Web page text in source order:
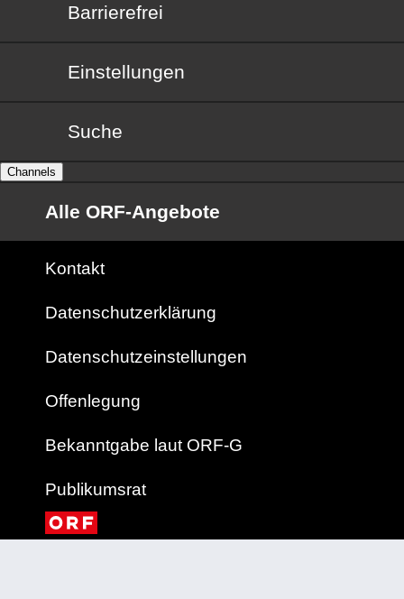
Barrierefrei
Barrierefrei
Einstellungen
Suche
Channels
Alle ORF-Angebote
Kontakt
Datenschutzerklärung
Datenschutzeinstellungen
Offenlegung
Bekanntgabe laut ORF-G
Publikumsrat